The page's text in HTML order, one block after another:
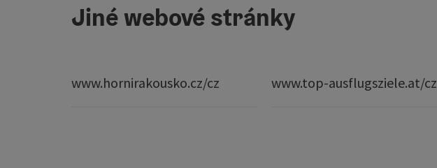
Jiné webové stránky
www.hornirakousko.cz/cz www.top-ausflugsziele.at/cz